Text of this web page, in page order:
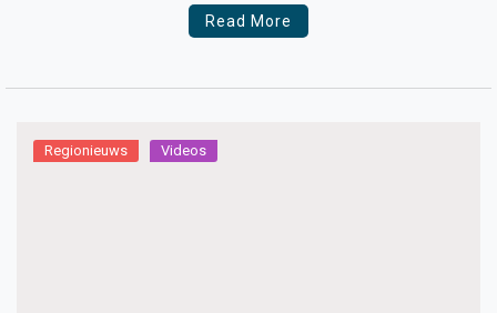
de Hobby & Kunstroute is, dat één keer per jaar een
Read More
Regionieuws Videos